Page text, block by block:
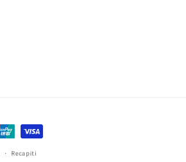
Recapiti